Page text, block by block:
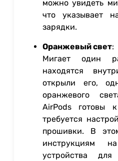
можно увидеть
что указывает
зарядки.
Оранжевый свет:
Мигает один
находятся
открыли его,
оранжевого
AirPods готовы
требуется
прошивки. В
инструкциям
устройства